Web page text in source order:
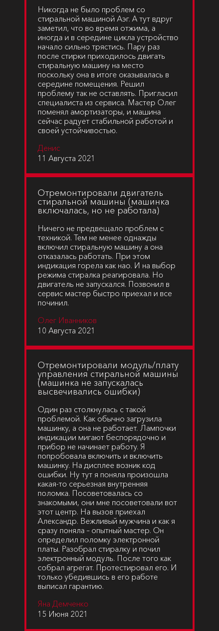
Никогда не было проблем со
стиральной машиной Аэг. А тут вдруг
заметил, что во время отжима, а
иногда и в середине цикла устройство
начало сильно трястись. Пару раз
после стирки приходилось двигать
стиральную машину на место
поскольку она в итоге оказывалась в
середине помещения. Решил
проблему так не оставлять. Пригласил
специалиста из сервиса. Мастер Олег
поменял амортизаторы, и машина
сейчас радует стабильной работой и
своей устойчивостью.
Денис
11 Августа 2021
Отремонтировали двигатель
стиральной машины (машинка
включалась, но не работала)
Ничего не предвещало проблем с
техникой. Тем не менее однажды
включил стиральную машину а она
отказалась работать. При этом
индикация горела как нао. И на выбор
режима стиралка реагировала. Но
двигатель не запускался. Позвонил в
сервис мастер быстро приехал и все
починил.
Олег Иванников
10 Августа 2021
Отремонтировали модуль/плату
управления стиральной машины
(машинка не запускалась
высвечивались ошибки)
Один раз столкнулась с такой
проблемой. Как обычно загрузила
машинку, а она не работает. Лампочки
индикации мигают беспорядочно и
прибор не начинает работу. Я
попробовала включить и включить
машинку. На дисплее возник код
ошибки. Ну тут я поняла произошла
какая-то серьезная внутренняя
поломка. Посоветовалась со
знакомыми, они мне посоветовали вот
этот центр. На вызов приехал
Александр. Вежливый мужчина и как я
сразу поняла – опытный мастер. Он
определил поломку электронной
платы. Разобрал стиралку и почил
электронный модуль. После того как
собрал агрегат. Протестировал его. И
только убедившись в его работе
выписал гарантию.
Яна Демченко
15 Июня 2021